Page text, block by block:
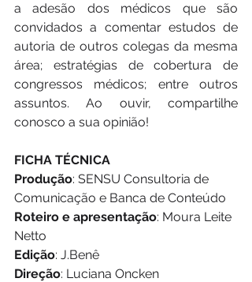
a adesão dos médicos que são
convidados a comentar estudos de
autoria de outros colegas da mesma
área; estratégias de cobertura de
congressos médicos; entre outros
assuntos. Ao ouvir, compartilhe
conosco a sua opinião!
FICHA TÉCNICA
Produção: SENSU Consultoria de
Comunicação e Banca de Conteúdo
Roteiro e apresentação: Moura Leite
Netto
Edição: J.Benê
Direção: Luciana Oncken